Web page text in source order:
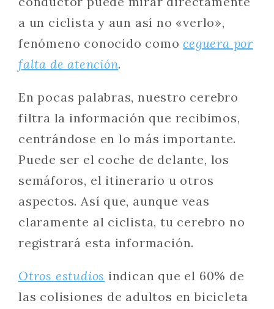
a un ciclista y aun así no «verlo»,
fenómeno conocido comoceguera por
falta de atención.
En pocas palabras, nuestro cerebro
filtra la información que recibimos,
centrándose en lo más importante.
Puede ser el coche de delante, los
semáforos, el itinerario u otros
aspectos. Así que, aunque veas
claramente al ciclista, tu cerebro no
registrará esta información.
Otros estudios indican que el 60% de
las colisiones de adultos en bicicleta